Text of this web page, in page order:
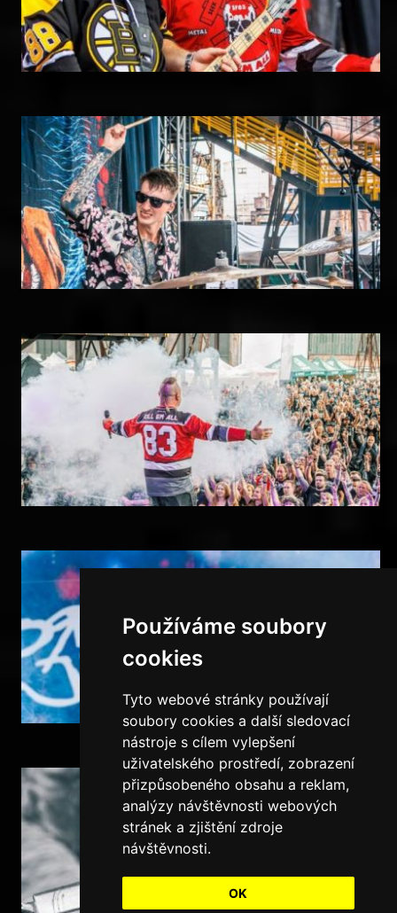
Používáme soubory
cookies
Tyto webové stránky používají
soubory cookies a další sledovací
nástroje s cílem vylepšení
uživatelského prostředí, zobrazení
přizpůsobeného obsahu a reklam,
analýzy návštěvnosti webových
stránek a zjištění zdroje
návštěvnosti.
OK